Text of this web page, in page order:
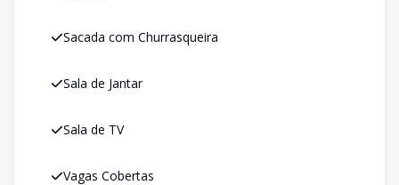
Sacada com Churrasqueira
Sala de Jantar
Sala de TV
Vagas Cobertas